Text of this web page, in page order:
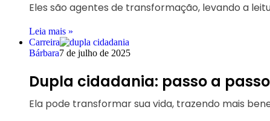
Eles são agentes de transformação, levando a
Leia mais »
Carreira
Bárbara7 de julho de 2025
Dupla cidadania: passo a
Ela pode transformar sua vida, trazendo mais